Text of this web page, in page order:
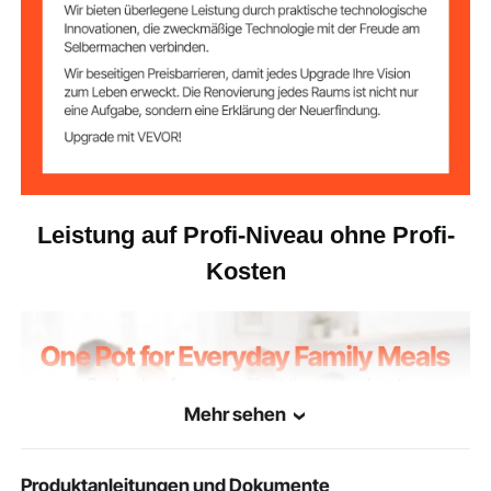
Produktgewicht 6,83 lbs / 3,1 kg
Produktgröße
14,96 x 12,60 x 14,17 Zoll /
380 x 320 x 360 mm
Leistung auf Profi-Niveau ohne Profi-
Kosten
Mehr sehen
Produktanleitungen und Dokumente